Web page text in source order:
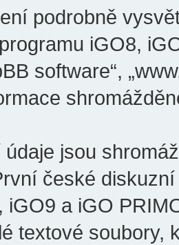
podrobně
iGO8,
software“,
jsou
české
iGO9 a iGO
textové soubory,